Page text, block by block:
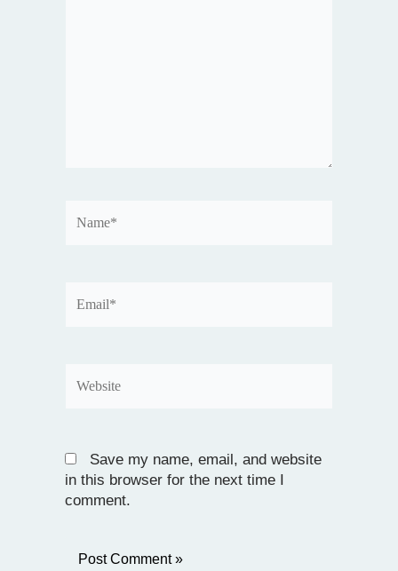
Save my name, email, and website
in this browser for the next time I
comment.